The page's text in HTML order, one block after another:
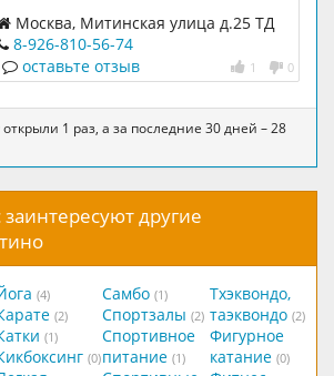
Москва, Митинская улица д.25 ТД
8-926-810-56-74
1 0
оставьте отзыв
1 раз, а за последние 30 дней – 28
другие
(4)
(2)
(1)
(0)
Самбо (1)
Спортзалы (2)
Спортивное
питание (1)
Тхэквондо,
таэквондо (2)
Фигурное
катание (0)